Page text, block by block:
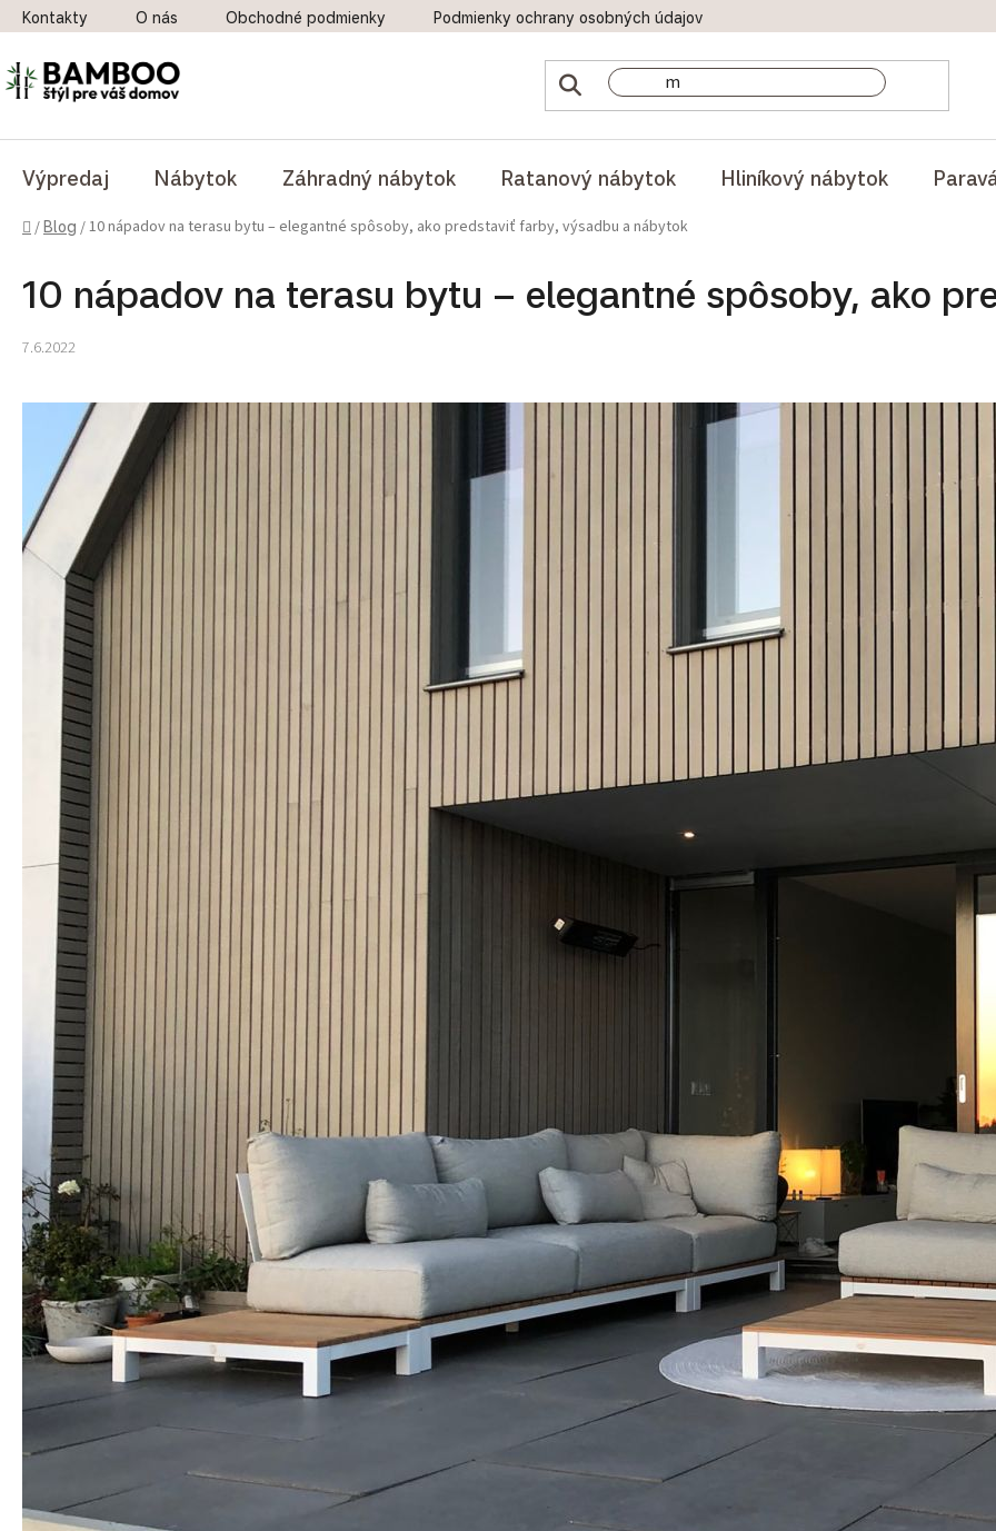
Prejsť na obsah
Kontakty O nás Obchodné podmienky Podmienky ochrany osobných údajov
Výpredaj Nábytok Záhradný nábytok Ratanový nábytok Hliníkový nábytok
Domov
/Blog /10 nápadov na terasu bytu – elegantné spôsoby, ako predstaviť farby, výsadbu a nábytok
10 nápadov na terasu bytu – elegantné spôsoby, ako
7.6.2022